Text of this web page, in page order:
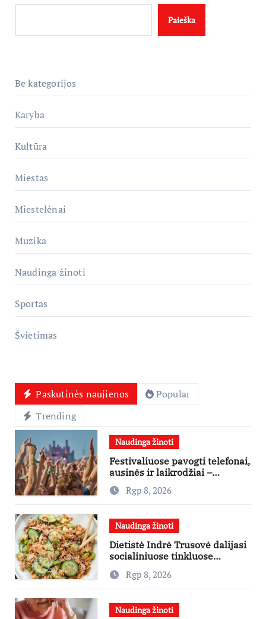
Paieška
Be kategorijos
Karyba
Kultūra
Miestas
Miestelėnai
Muzika
Naudinga žinoti
Sportas
Švietimas
Paskutinės naujienos
Popular
Trending
Naudinga žinoti
Festivaliuose pavogti telefonai,
ausinės ir laikrodžiai –
ekspertai primena apie
didžiausias finansines rizikas
Rgp 8, 2026
Naudinga žinoti
Dietistė Indrė Trusovė dalijasi
socialiniuose tinkluose
išpopuliarėjusiu lašišos salotų
receptuRgp 8, 2026
Naudinga žinoti